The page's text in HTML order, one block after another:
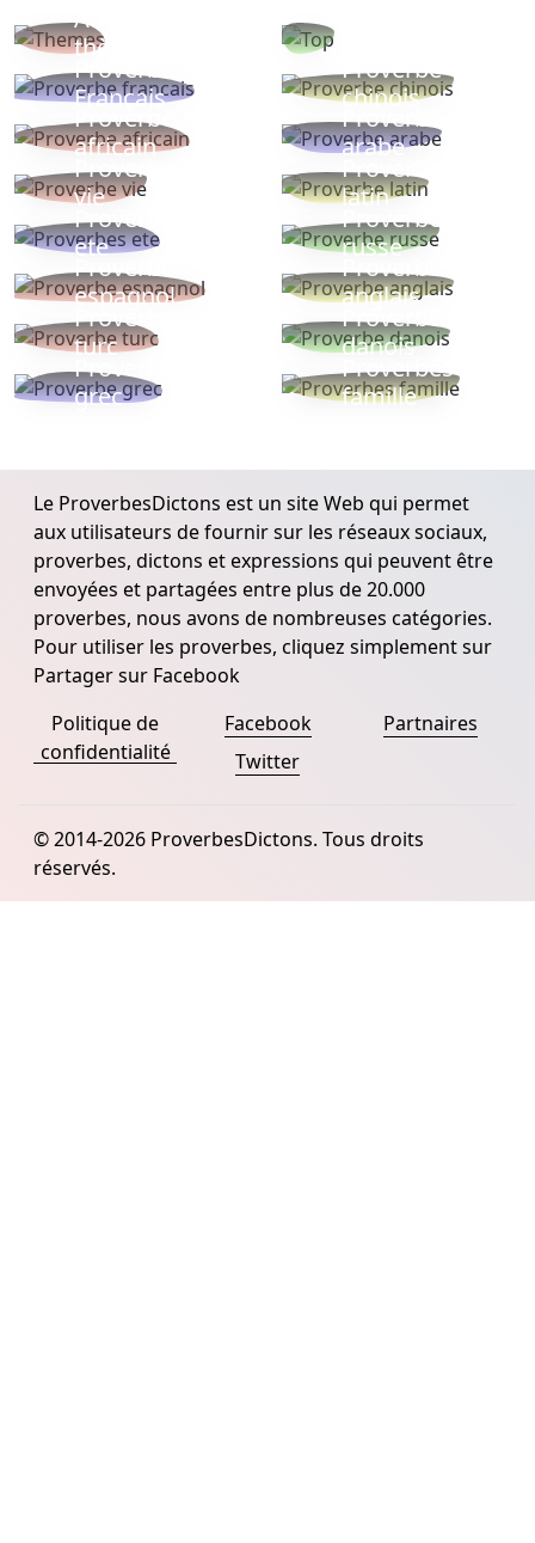
Autres
thèmes
Proverbe
Français
Proverbe
chinois
Proverbe
africain
Proverbe
arabe
Proverbe
vie
Proverbe
latin
Proverbes
ete
Proverbe
russe
Proverbe
espagnol
Proverbe
anglais
Proverbe
turc
Proverbe
danois
Proverbe
grec
Proverbes
famille
Le ProverbesDictons est un site Web qui permet
aux utilisateurs de fournir sur les réseaux sociaux,
proverbes, dictons et expressions qui peuvent être
envoyées et partagées entre plus de 20.000
proverbes, nous avons de nombreuses catégories.
Pour utiliser les proverbes, cliquez simplement sur
Partager sur Facebook
Politique de
confidentialité
Facebook
Twitter
Partnaires
© 2014-2026 ProverbesDictons. Tous droits
réservés.